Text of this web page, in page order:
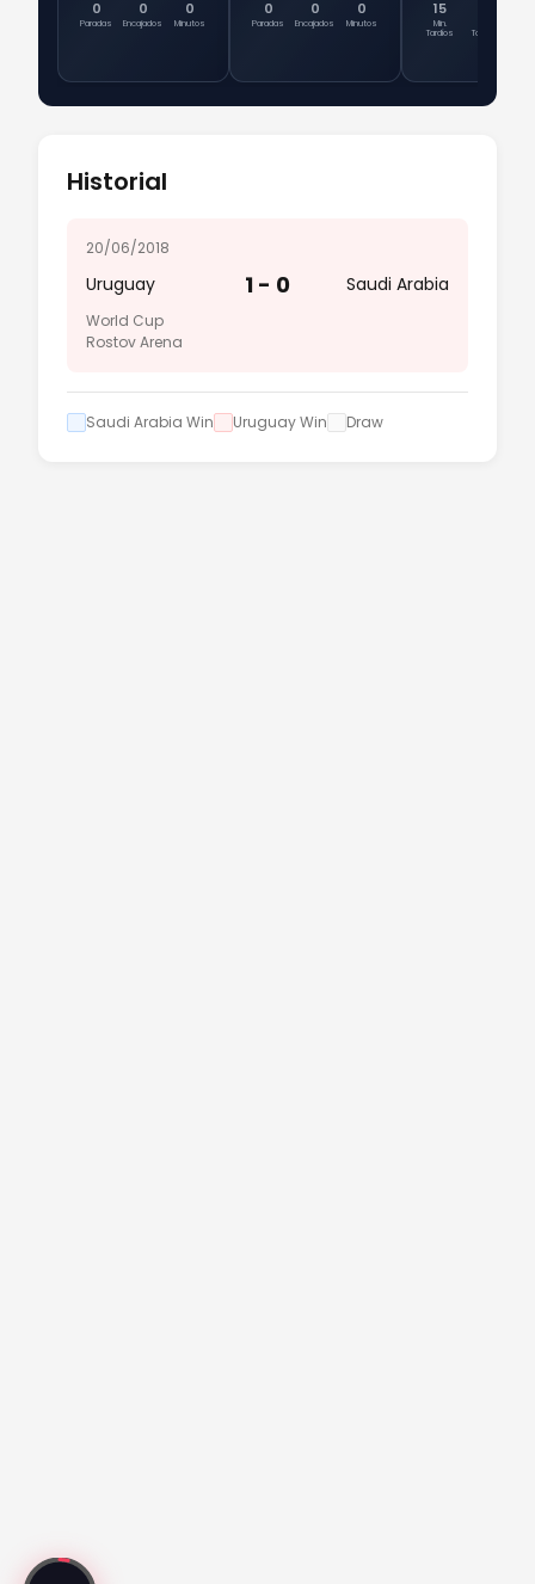
0
Paradas
0
Encajados
0
Minutos
0
Paradas
0
Encajados
0
Minutos
15
Min.
Tardíos
Totales
Historial
20/06/2018
Uruguay 1 - 0 Saudi Arabia
World Cup
Rostov Arena
Saudi Arabia Win Uruguay Win Draw